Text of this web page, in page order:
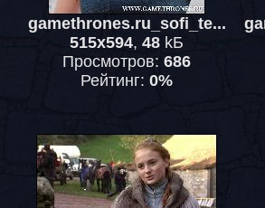
gamethrones.ru_sofi_te...
515x594, 48 kБ
Просмотров: 686
Рейтинг: 0%